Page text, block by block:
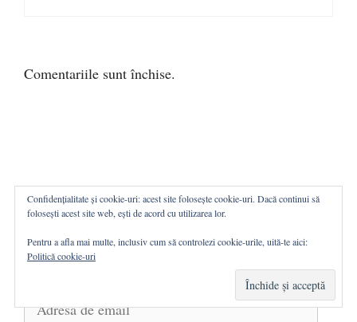
Comentariile sunt închise.
ABONAȚI-VĂ
Introduceți mai jos adresa de email pentru a primi
notificări cînd sînt publicate articole noi.
Confidențialitate și cookie-uri: acest site folosește cookie-uri. Dacă continui să
folosești acest site web, ești de acord cu utilizarea lor.
Pentru a afla mai multe, inclusiv cum să controlezi cookie-urile, uită-te aici:
Politică cookie-uri